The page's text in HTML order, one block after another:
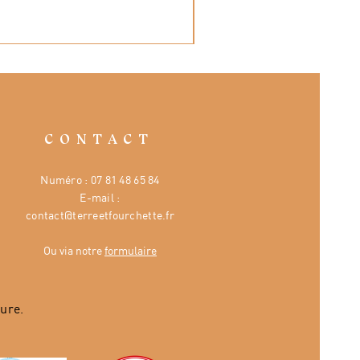
CONTACT
Numéro : 07 81 48 65 84
E-mail :
contact@terreetfourchette.fr
Ou via notreformulaire